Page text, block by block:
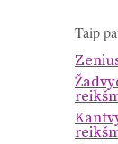
Taip